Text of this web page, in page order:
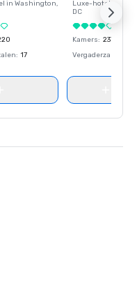
in Washington,
: 17
Luxe-hotel in
DC
Kamers: 237
Vergaderzalen